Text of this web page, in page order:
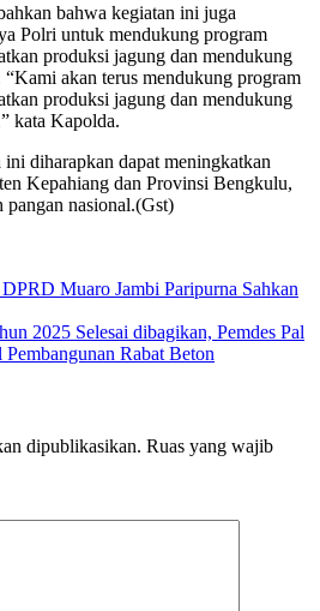
bahwa kegiatan ini juga
Polri untuk mendukung program
produksi jagung dan mendukung
“Kami akan terus mendukung program
produksi jagung dan mendukung
kata Kapolda.
ini diharapkan dapat meningkatkan
Kepahiang dan Provinsi Bengkulu,
pangan nasional.(Gst)
Muaro Jambi Paripurna Sahkan
2025 Selesai dibagikan, Pemdes Pal
Rabat Beton
dipublikasikan. Ruas yang wajib